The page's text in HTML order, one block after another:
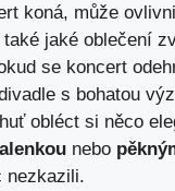
koná, může
jaké oblečení
se koncert
s bohatou
obléct si něco
nebo
nezkazili.